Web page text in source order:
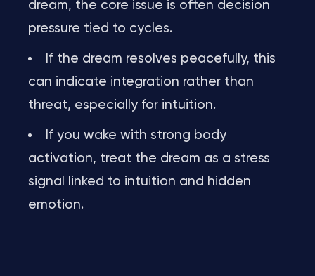
dream, the core issue is often decision
pressure tied to cycles.
If the dream resolves peacefully, this
can indicate integration rather than
threat, especially for intuition.
If you wake with strong body
activation, treat the dream as a stress
signal linked to intuition and hidden
emotion.